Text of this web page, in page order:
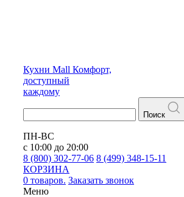
Кухни Mall Комфорт,
доступный
каждому
Поиск
ПН-ВС
с 10:00 до 20:00
8 (800) 302-77-06 8 (499) 348-15-11
КОРЗИНА
0 товаров. Заказать звонок
Меню